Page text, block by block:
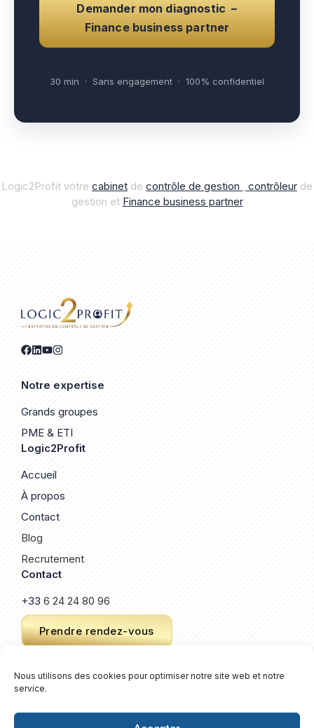
Nous utilisons des cookies pour optimiser notre site web et notre
service.
Demander mon diagnostic –
Finance business partner
30 min · Sans engagement · 100% confidentiel
Logic2Profit votre cabinet de contrôle de gestion , contrôleur de
gestion et Finance business partner
Notre expertise
Grands groupes
PME & ETI
Logic2Profit
Accueil
À propos
Contact
Blog
Recrutement
Contact
+33 6 24 24 80 96
Prendre rendez-vous
© 2026 Logic2Profit. Un site créé par
Plan de site